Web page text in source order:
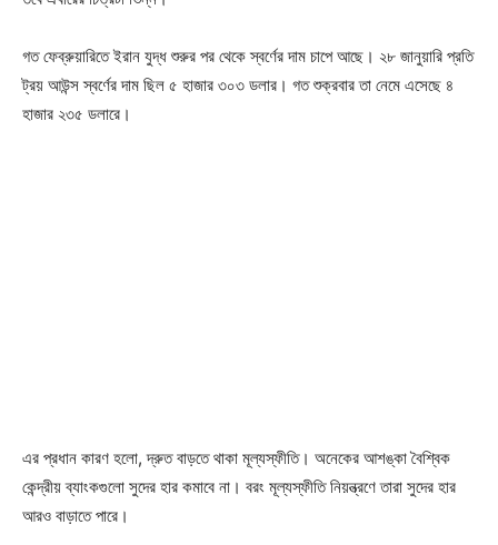
গত ফেব্রুয়ারিতে ইরান যুদ্ধ শুরুর পর থেকে স্বর্ণের দাম চাপে আছে। ২৮ জানুয়ারি প্রতি
ট্রয় আউন্স স্বর্ণের দাম ছিল ৫ হাজার ৩০৩ ডলার। গত শুক্রবার তা নেমে এসেছে ৪
হাজার ২৩৫ ডলারে।
এর প্রধান কারণ হলো, দ্রুত বাড়তে থাকা মূল্যস্ফীতি। অনেকের আশঙ্কা বৈশ্বিক
কেন্দ্রীয় ব্যাংকগুলো সুদের হার কমাবে না। বরং মূল্যস্ফীতি নিয়ন্ত্রণে তারা সুদের হার
আরও বাড়াতে পারে।